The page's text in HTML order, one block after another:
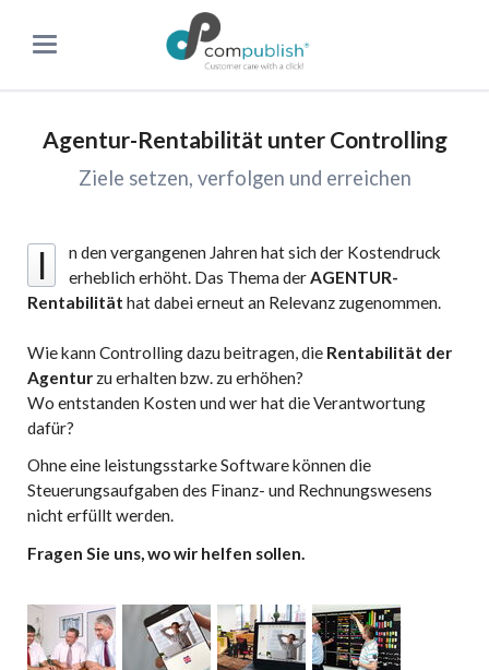
Agentur-Rentabilität unter Controlling
Ziele setzen, verfolgen und erreichen
I
n den vergangenen Jahren hat sich der Kostendruck
erheblich erhöht. Das Thema der AGENTUR-
Rentabilität hat dabei erneut an Relevanz zugenommen.
Wie kann Controlling dazu beitragen, die Rentabilität der
Agenturzu erhalten bzw. zu erhöhen?
Wo entstanden Kosten und wer hat die Verantwortung
dafür?
Ohne eine leistungsstarke Software können die
Steuerungsaufgaben des Finanz- und Rechnungswesens
nicht erfüllt werden.
Fragen Sie uns, wo wir helfen sollen.